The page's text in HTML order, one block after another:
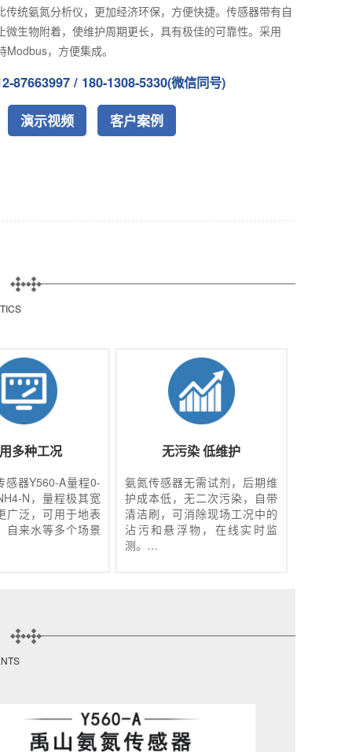
传统氨氮分析仪，更加经济环保，方便快捷。传感器带有自
微生物附着，使维护周期更长，具有极佳的可靠性。采用
，方便集成。
87663997 / 180-1308-5330(微信同号)
演示视频 客户案例
多种工况
感器Y560-A量程0-
N，量程极其宽
广泛，可用于地表
自来水等多个场景
无污染 低维护
氨氮传感器无需试剂，后期维
护成本低，无二次污染，自带
清洁刷，可消除现场工况中的
沾污和悬浮物，在线实时监
测。